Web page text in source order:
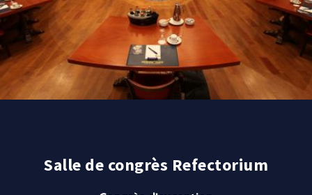
Salle de congrès Refectorium